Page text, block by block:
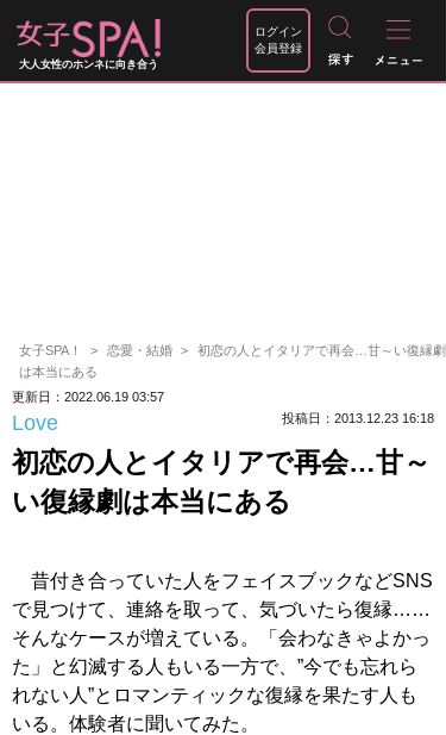
大人女性のホンネに向き合う
ログイン
会員登録
女子SPA！ 恋愛・結婚
初恋の人とイタリアで再会…甘～い復縁劇
は本当にある
更新日：2022.06.19 03:57
Love 投稿日：2013.12.23 16:18
初恋の人とイタリアで再会…甘～
い復縁劇は本当にある
昔付き合っていた人をフェイスブックなどSNS
で見つけて、連絡を取って、気づいたら復縁……
そんなケースが増えている。「会わなきゃよかっ
た」と幻滅する人もいる一方で、”今でも忘れら
れない人”とロマンティックな復縁を果たす人も
いる。体験者に聞いてみた。